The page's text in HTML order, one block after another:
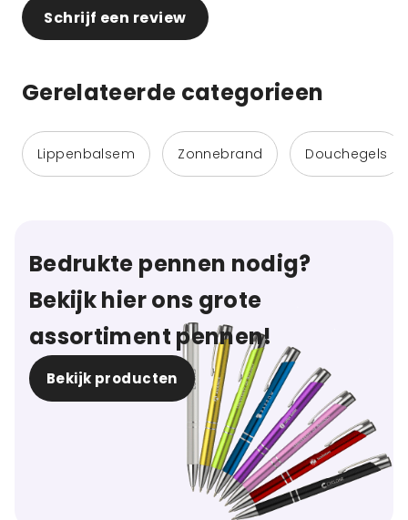
Schrijf een review
Gerelateerde categorieen
Lippenbalsem Zonnebrand Douchegels
Bedrukte pennen nodig?
Bekijk hier ons grote
assortiment pennen!
Bekijk producten